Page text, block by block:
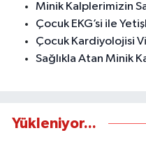
Minik Kalplerimizin
Çocuk EKG’si ile
Çocuk Kardiyolojisi
Sağlıkla Atan Minik
Yükleniyor...